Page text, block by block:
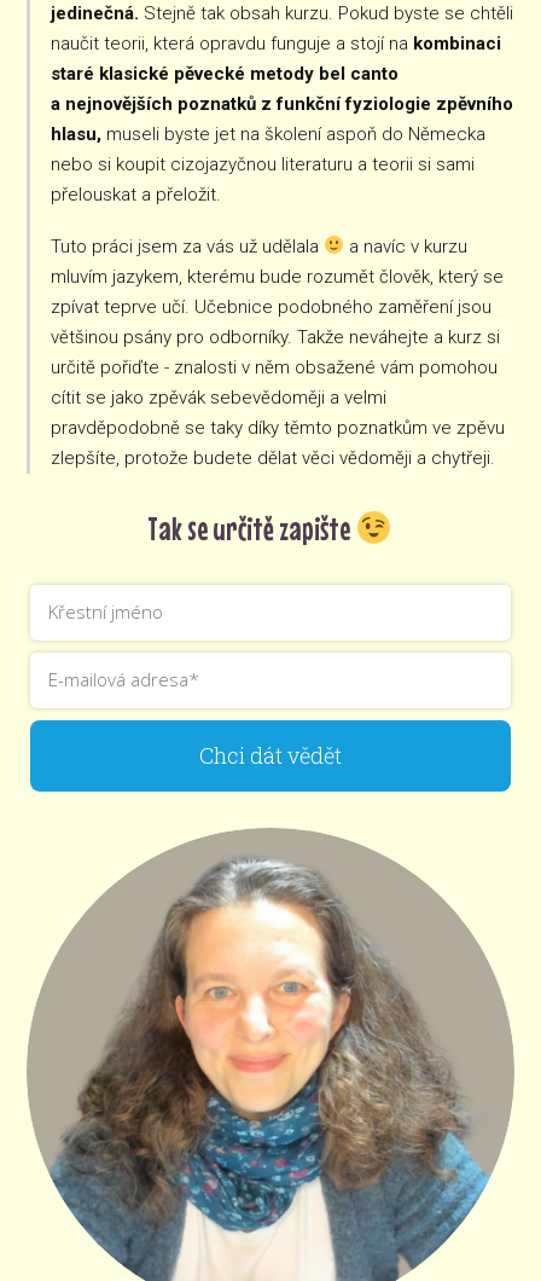
jedinečná. Stejně tak obsah kurzu. Pokud byste se chtěli
naučit teorii, která opravdu funguje a stojí na kombinaci
staré klasické pěvecké metody bel canto
a nejnovějších poznatků z funkční fyziologie zpěvního
hlasu,museli byste jet na školení aspoň do Německa
nebo si koupit cizojazyčnou literaturu a teorii si sami
přelouskat a přeložit.
Tuto práci jsem za vás už udělala
a navíc v kurzu
mluvím jazykem, kterému bude rozumět člověk, který se
zpívat teprve učí. Učebnice podobného zaměření jsou
většinou psány pro odborníky. Takže neváhejte a kurz si
určitě pořiďte - znalosti v něm obsažené vám pomohou
cítit se jako zpěvák sebevědoměji a velmi
pravděpodobně se taky díky těmto poznatkům ve zpěvu
zlepšíte, protože budete dělat věci vědoměji a chytřeji.
Tak se určitě zapište
Chci dát vědět